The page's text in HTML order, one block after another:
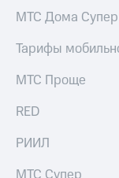
МТС Дома Супер
Тарифы
МТС Проще
RED
РИИЛ